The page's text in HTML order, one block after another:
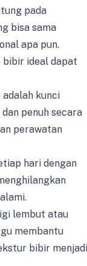
pada
bisa sama
apa pun.
bibir ideal dapat
kunci
penuh secara
perawatan
hari dengan
lembut atau
membantu
bibir menjadi